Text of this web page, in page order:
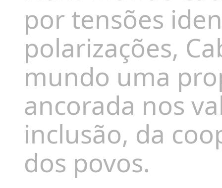
por tensões
polarizações,
mundo uma
ancorada nos
inclusão, da
dos povos.